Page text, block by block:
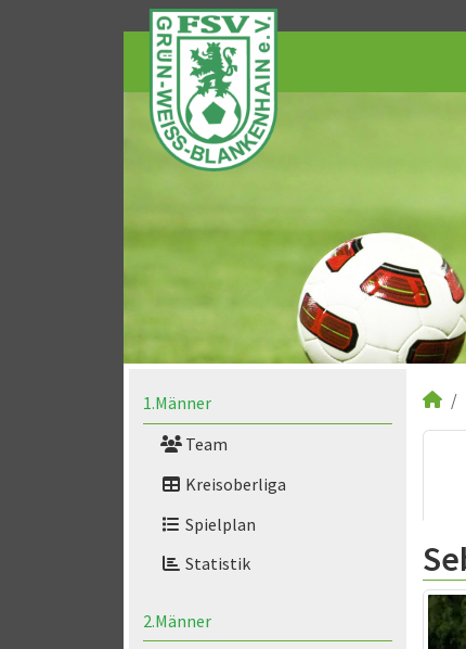
1.Männer
Team
Kreisoberliga
Spielplan
Statistik
2.Männer